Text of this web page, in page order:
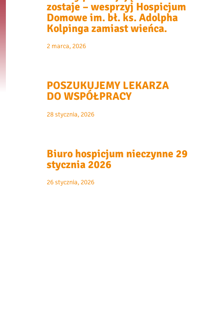
zostaje – wesprzyj Hospicjum
Domowe im. bł. ks. Adolpha
Kolpinga zamiast wieńca.
2 marca, 2026
POSZUKUJEMY LEKARZA
DO WSPÓŁPRACY
28 stycznia, 2026
Biuro hospicjum nieczynne 29
stycznia 2026
26 stycznia, 2026